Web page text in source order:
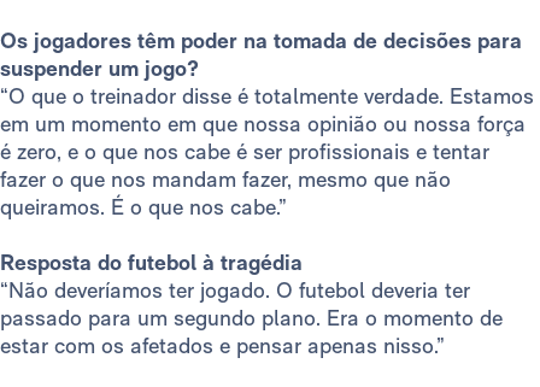
Os jogadores têm poder na tomada de decisões para
suspender um jogo?
“O que o treinador disse é totalmente verdade. Estamos
em um momento em que nossa opinião ou nossa força
é zero, e o que nos cabe é ser profissionais e tentar
fazer o que nos mandam fazer, mesmo que não
queiramos. É o que nos cabe.”
Resposta do futebol à tragédia
“Não deveríamos ter jogado. O futebol deveria ter
passado para um segundo plano. Era o momento de
estar com os afetados e pensar apenas nisso.”